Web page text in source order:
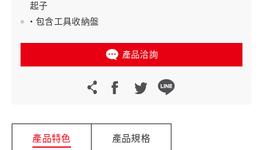
起子
• 包含工具收納盤
產品洽詢
產品特色 產品規格